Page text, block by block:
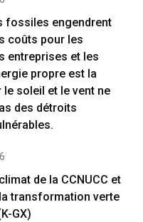
fossiles engendrent
coûts pour les
entreprises et les
propre est la
le soleil et le vent ne
des détroits
de la CCNUCC et
transformation verte
GX)